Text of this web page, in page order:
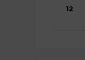
12